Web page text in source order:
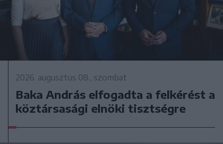
2026. augusztus 08., szombat
Baka András elfogadta a felkérést a
köztársasági elnöki tisztségre